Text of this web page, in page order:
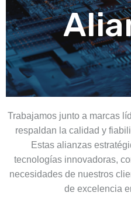
Trabajamos junto a marcas
respaldan la calidad y
Estas alianzas
tecnologías innovadoras,
necesidades de nuestros
de excelencia